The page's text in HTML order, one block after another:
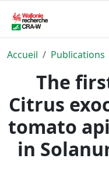
Accueil Publications
The
Citrus
tomato
in